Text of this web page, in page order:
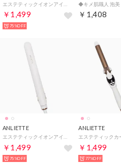
￥1,499
75%OFF
￥1,408
ANLIETTE
￥1,499
75%OFF
ANLIETTE
￥1,499
77%OFF